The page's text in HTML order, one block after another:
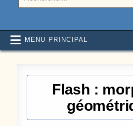
MENU PRINCIPAL
Flash :